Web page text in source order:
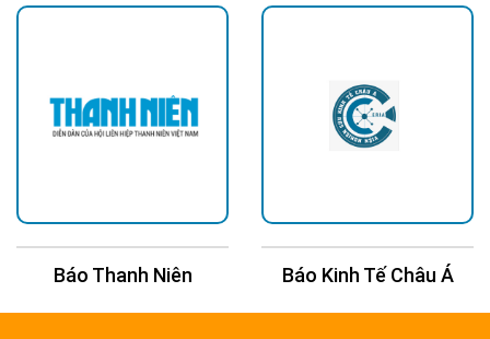
Báo Thanh Niên Báo Kinh Tế Châu Á